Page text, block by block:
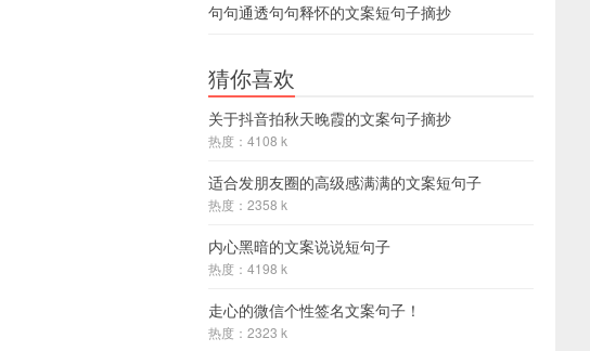
句句通透句句释怀的文案短句子摘抄
猜你喜欢
关于抖音拍秋天晚霞的文案句子摘抄
热度：4108 k
适合发朋友圈的高级感满满的文案短句子
热度：2358 k
内心黑暗的文案说说短句子
热度：4198 k
走心的微信个性签名文案句子！
热度：2323 k